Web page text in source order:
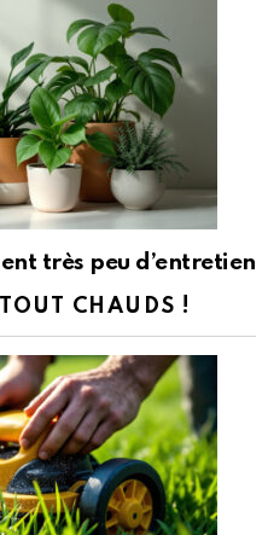
très peu d’entretien
CHAUDS !